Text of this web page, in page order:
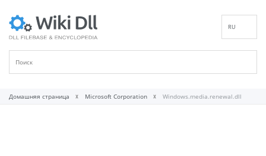
RU
Домашняя страница Microsoft Corporation Windows.media.renewal.dll